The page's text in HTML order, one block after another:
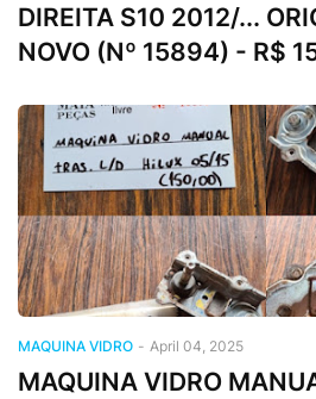
DIREITA S10 2012/...
NOVO (Nº 15894) - R$
MAQUINA VIDRO - April 04, 2025
MAQUINA VIDRO